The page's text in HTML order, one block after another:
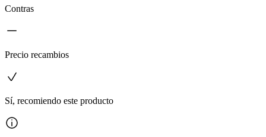
Contras
Precio recambios
Sí, recomiendo este producto